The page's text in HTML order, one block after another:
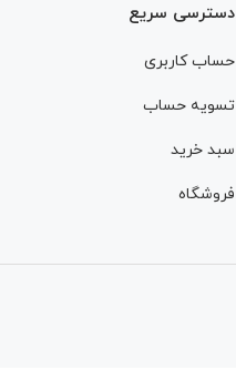
دسترسی سریع
حساب کاربری
تسویه حساب
سبد خرید
فروشگاه